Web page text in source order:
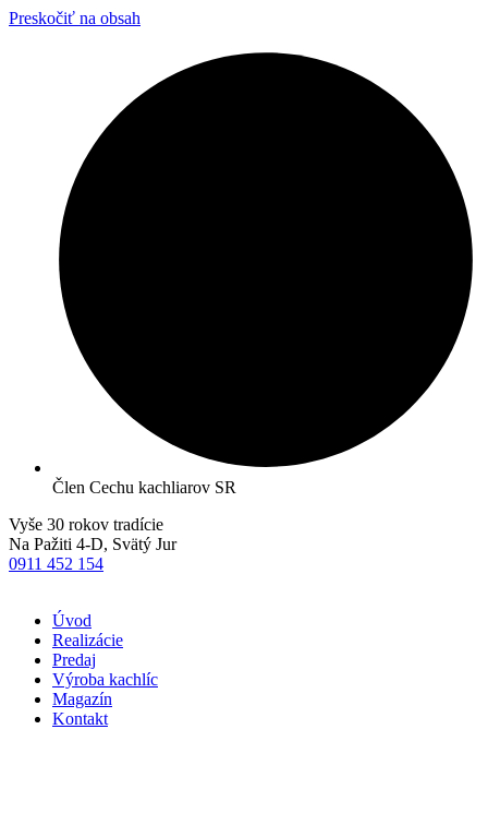
Preskočiť na obsah
Člen Cechu kachliarov SR
Vyše 30 rokov tradície
Na Pažiti 4-D, Svätý Jur
0911 452 154
Úvod
Realizácie
Predaj
Výroba kachlíc
Magazín
Kontakt